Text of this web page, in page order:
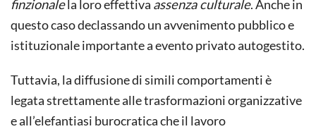
finzionalela loro effettiva assenza culturale. Anche in
questo caso declassando un avvenimento pubblico e
istituzionale importante a evento privato autogestito.
Tuttavia, la diffusione di simili comportamenti è
legata strettamente alle trasformazioni organizzative
e all’elefantiasi burocratica che il lavoro